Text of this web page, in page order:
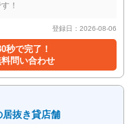
！
登録日：2026-08-06
秒で完了！
問い合わせ
抜き貸店舗